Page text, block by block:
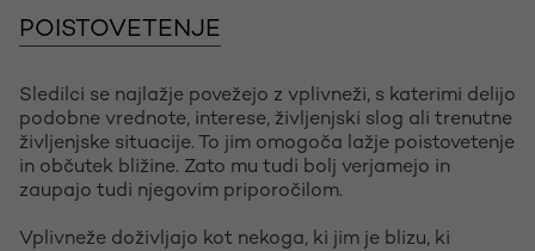
POISTOVETENJE
Sledilci se najlažje povežejo z vplivneži, s katerimi delijo
podobne vrednote, interese, življenjski slog ali trenutne
življenjske situacije. To jim omogoča lažje poistovetenje
in občutek bližine. Zato mu tudi bolj verjamejo in
zaupajo tudi njegovim priporočilom.
Vplivneže doživljajo kot nekoga, ki jim je blizu, ki